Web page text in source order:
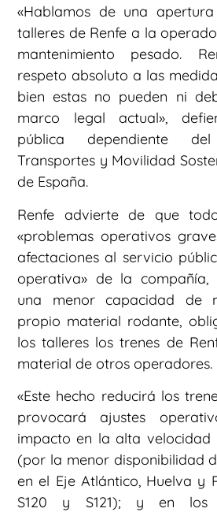
«Hablamos de una
talleres de Renfe a la
mantenimiento pesado.
respeto absoluto a las
bien estas no pueden ni
marco legal actual»,
pública dependiente
Transportes y Movilidad
de España.
Renfe advierte de que
«problemas operativos
afectaciones al servicio
operativa» de la
una menor capacidad de
propio material rodante,
los talleres los trenes de
material de otros operadores.
«Este hecho reducirá los
provocará ajustes
impacto en la alta velocidad
(por la menor disponibilidad
en el Eje Atlántico, Huelva y
S120 y S121); y en los